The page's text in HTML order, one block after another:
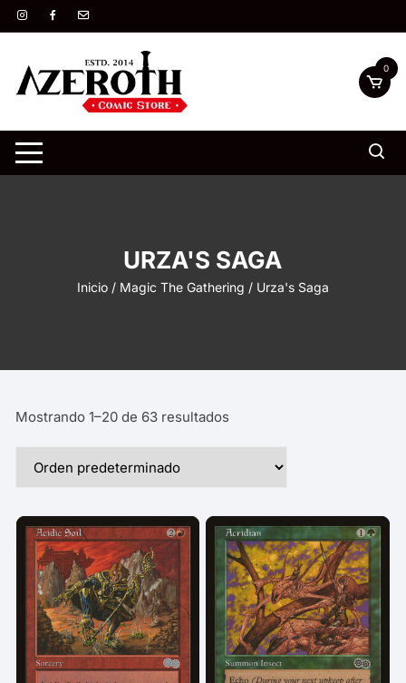
Saltar
al
0
URZA'S SAGA
Inicio/ Magic The Gathering / Urza's Saga
Mostrando 1–20 de 63 resultados